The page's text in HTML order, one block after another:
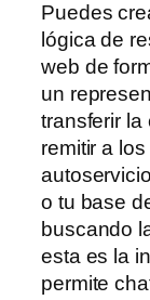
Puedes
lógica de
web de
un
transferir la
remitir a
o tu base
buscando
esta es la
permite